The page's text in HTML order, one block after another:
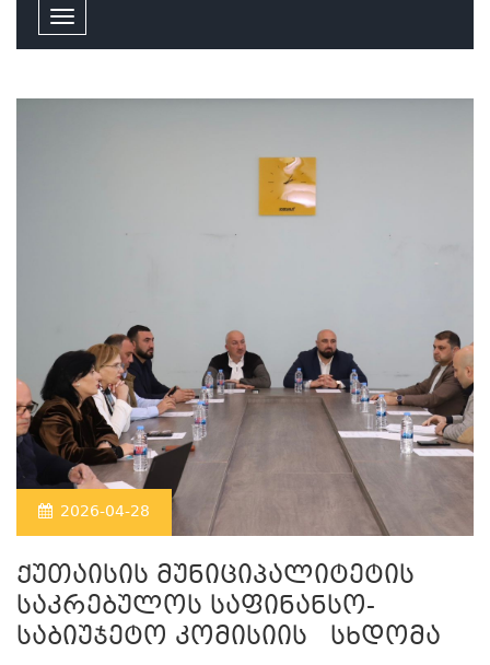
2026-04-28
ქუთაისის მუნიციპალიტეტის
საკრებულოს საფინანსო-
საბიუჯეტო კომისიის სხდომა